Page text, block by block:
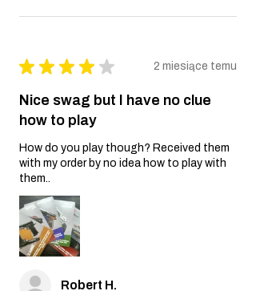
★ ★ ★ ★ ★ 2 miesiące temu
Nice swag but I have no clue
how to play
How do you play though? Received them
with my order by no idea how to play with
them..
Robert H.